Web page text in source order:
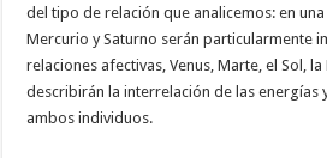
del tipo de relación que analicemos: en
Mercurio y Saturno serán particularmente
relaciones afectivas, Venus, Marte, el Sol, la
describirán la interrelación de las energías
ambos individuos.